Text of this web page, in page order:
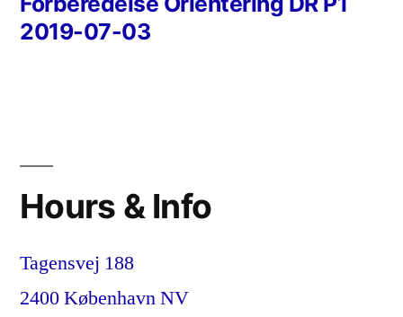
2019-07-03
Hours & Info
Tagensvej 188
2400 København NV